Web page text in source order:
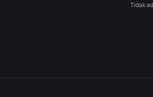
Tidak